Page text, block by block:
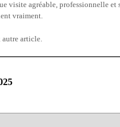
visite agréable, professionnelle
vraiment.
autre article.